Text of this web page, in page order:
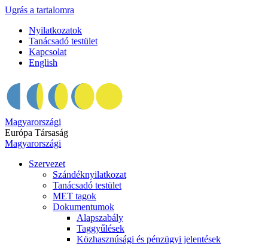
Ugrás a tartalomra
Nyilatkozatok
Tanácsadó testület
Kapcsolat
English
Magyarországi
Európa Társaság
Magyarországi
Szervezet
Szándéknyilatkozat
Tanácsadó testület
MET tagok
Dokumentumok
Alapszabály
Taggyűlések
Közhasznúsági és pénzügyi jelentések